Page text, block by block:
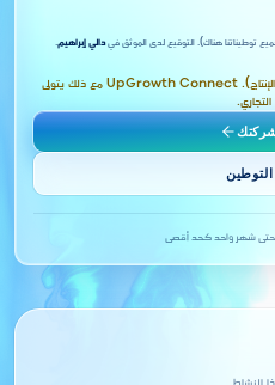
توطيناتنا هناك). التوقيع لدى الموثق فيدالي إبراهيم
هذا النشاط يتطلب محلاً مادياً (مثل البيع بالتجزئة، الإنتاج). UpGrowth Connect مع ذلك يتولى
حتى شهر واحد كحد أقصى
النشاط